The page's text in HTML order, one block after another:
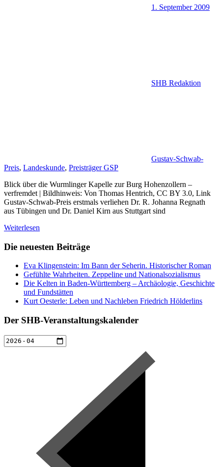
1. September 2009
SHB Redaktion
Gustav-Schwab-
Preis, Landeskunde, Preisträger GSP
Blick über die Wurmlinger Kapelle zur Burg Hohenzollern –
verfremdet | Bildhinweis: Von Thomas Hentrich, CC BY 3.0, Link
Gustav-Schwab-Preis erstmals verliehen Dr. R. Johanna Regnath
aus Tübingen und Dr. Daniel Kirn aus Stuttgart sind
Weiterlesen
Die neuesten Beiträge
Eva Klingenstein: Im Bann der Seherin. Historischer Roman
Gefühlte Wahrheiten. Zeppeline und Nationalsozialismus
Die Kelten in Baden-Württemberg – Archäologie, Geschichte
und Fundstätten
Kurt Oesterle: Leben und Nachleben Friedrich Hölderlins
Der SHB-Veranstaltungskalender